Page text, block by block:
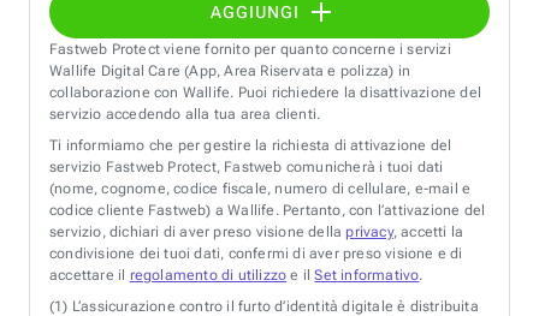
AGGIUNGI
Fastweb Protect viene fornito per quanto concerne i servizi
Wallife Digital Care (App, Area Riservata e polizza) in
collaborazione con Wallife. Puoi richiedere la disattivazione del
servizio accedendo alla tua area clienti.
Ti informiamo che per gestire la richiesta di attivazione del
servizio Fastweb Protect, Fastweb comunicherà i tuoi dati
(nome, cognome, codice fiscale, numero di cellulare, e-mail e
codice cliente Fastweb) a Wallife. Pertanto, con l’attivazione del
servizio, dichiari di aver preso visione della privacy, accetti la
condivisione dei tuoi dati, confermi di aver preso visione e di
accettare il regolamento di utilizzo e ilSet informativo.
(1) L’assicurazione contro il furto d’identità digitale è distribuita